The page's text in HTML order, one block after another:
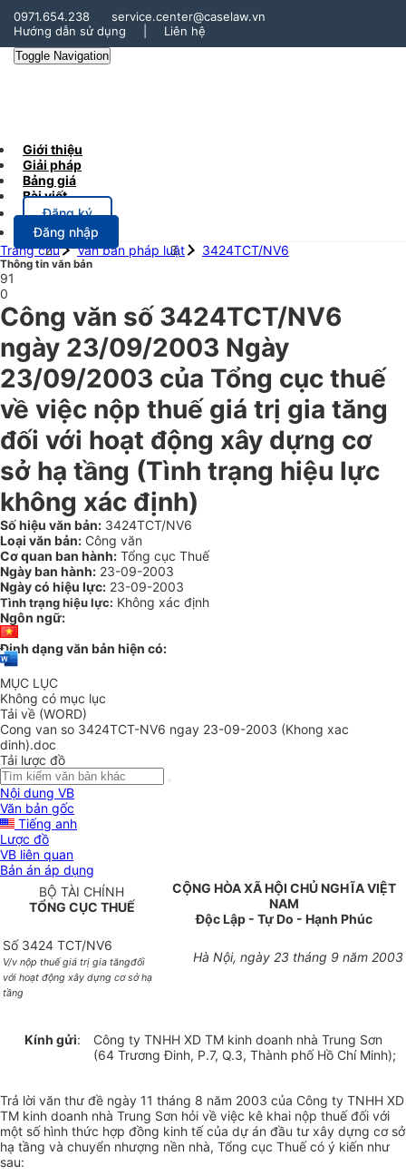
0971.654.238
service.center@caselaw.vn
Hướng dẫn sử dụng
Liên hệ
Toggle Navigation
Giới thiệu
Giải pháp
Bảng giá
Bài viết
Đăng ký
Đăng nhập
Trang chủ
Văn bản pháp luật 3424TCT/NV6
Thông tin văn bản
91
0
Công văn số 3424TCT/NV6
ngày 23/09/2003 Ngày
23/09/2003 của Tổng cục thuế
về việc nộp thuế giá trị gia tăng
đối với hoạt động xây dựng cơ
sở hạ tầng (Tình trạng hiệu lực
không xác định)
Số hiệu văn bản: 3424TCT/NV6
Loại văn bản: Công văn
Cơ quan ban hành: Tổng cục Thuế
Ngày ban hành: 23-09-2003
Ngày có hiệu lực: 23-09-2003
Tình trạng hiệu lực: Không xác định
Ngôn ngữ:
Định dạng văn bản hiện có:
MỤC LỤC
Không có mục lục
Tải về (WORD)
Cong van so 3424TCT-NV6 ngay 23-09-2003 (Khong xac
dinh).doc
Tải lược đồ
Nội dung VB
Văn bản gốc
Tiếng anh
Lược đồ
VB liên quan
Bản án áp dụng
BỘ TÀI CHÍNH
TỔNG CỤC THUẾ
CỘNG HÒA XÃ HỘI CHỦ NGHĨA VIỆT
NAM
Độc Lập - Tự Do - Hạnh Phúc
Số 3424 TCT/NV6
V/v nộp thuế giá trị gia tăngđối
với hoạt động xây dựng cơ sở hạ
tầng
Hà Nội, ngày 23 tháng 9 năm 2003
Kính gửi:
Công ty TNHH XD TM kinh doanh nhà Trung Sơn
(64 Trương Đinh, P.7, Q.3, Thành phố Hồ Chí Minh);
Trả lời văn thư đề ngày 11 tháng 8 năm 2003 của Công ty TNHH XD
TM kinh doanh nhà Trung Sơn hỏi về việc kê khai nộp thuế đối với
một số hình thức hợp đồng kinh tế của dự án đầu tư xây dựng cơ sở
hạ tầng và chuyển nhượng nền nhà, Tổng cục Thuế có ý kiến như
sau: